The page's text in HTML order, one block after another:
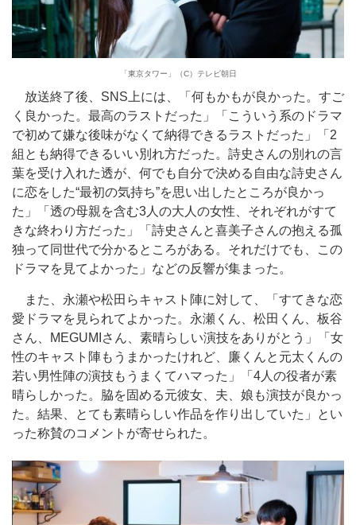
「東京タワー」（C）テレビ朝日
放送終了後、SNS上には、「何もかもが良かった。すご
く良かった。最高のラストだった」「こういう系のドラマ
で初めて嫌な後味がなくて納得できるラストだった」「2
組とも納得できるいい別れ方だった。詩史さんの別れの言
葉を受け入れた透が、何でも自分で決める自由な詩史さん
に恋をした“最初の気持ち”を思い出したところが良かっ
た」「透の母親を含む3人の大人の女性、それぞれがすて
きな終わり方だった」「詩史さんと喜美子さんの抱える孤
独って同世代で分かるところがある。それだけでも、この
ドラマを見てよかった」などの反響が集まった。
また、永瀬や松田らキャスト陣に対して、「すてきな恋
愛ドラマを見られてよかった。永瀬くん、松田くん、板谷
さん、MEGUMIさん、素晴らしい演技をありがとう」「女
性のキャスト陣もうまかったけれど、廉くんと元太くんの
若い男性陣の演技もうまくてハマった」「4人の役者が素
晴らしかった。脇を固める元彼女、夫、娘も演技が良かっ
た。結果、とても素晴らしい作品を作り出していた」とい
った称賛のコメントが寄せられた。